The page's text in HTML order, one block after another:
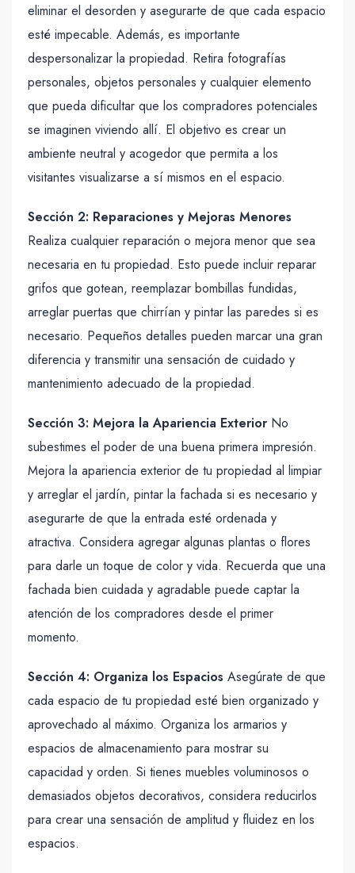
eliminar el desorden y asegurarte de que cada espacio
esté impecable. Además, es importante
despersonalizar la propiedad. Retira fotografías
personales, objetos personales y cualquier elemento
que pueda dificultar que los compradores potenciales
se imaginen viviendo allí. El objetivo es crear un
ambiente neutral y acogedor que permita a los
visitantes visualizarse a sí mismos en el espacio.
Sección 2: Reparaciones y Mejoras Menores
Realiza cualquier reparación o mejora menor que sea
necesaria en tu propiedad. Esto puede incluir reparar
grifos que gotean, reemplazar bombillas fundidas,
arreglar puertas que chirrían y pintar las paredes si es
necesario. Pequeños detalles pueden marcar una gran
diferencia y transmitir una sensación de cuidado y
mantenimiento adecuado de la propiedad.
Sección 3: Mejora la Apariencia Exterior No
subestimes el poder de una buena primera impresión.
Mejora la apariencia exterior de tu propiedad al limpiar
y arreglar el jardín, pintar la fachada si es necesario y
asegurarte de que la entrada esté ordenada y
atractiva. Considera agregar algunas plantas o flores
para darle un toque de color y vida. Recuerda que una
fachada bien cuidada y agradable puede captar la
atención de los compradores desde el primer
momento.
Sección 4: Organiza los Espacios Asegúrate de que
cada espacio de tu propiedad esté bien organizado y
aprovechado al máximo. Organiza los armarios y
espacios de almacenamiento para mostrar su
capacidad y orden. Si tienes muebles voluminosos o
demasiados objetos decorativos, considera reducirlos
para crear una sensación de amplitud y fluidez en los
espacios.